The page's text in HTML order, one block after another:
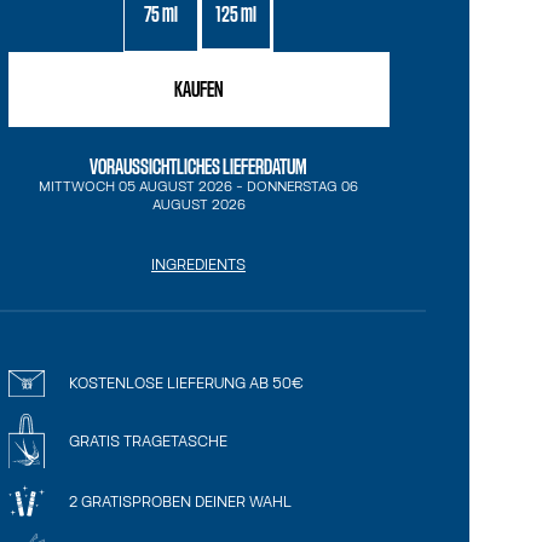
75 ml 125 ml
KAUFEN
VORAUSSICHTLICHES LIEFERDATUM
MITTWOCH 05 AUGUST 2026 - DONNERSTAG 06
AUGUST 2026
INGREDIENTS
KOSTENLOSE LIEFERUNG AB 50€
GRATIS TRAGETASCHE
2 GRATISPROBEN DEINER WAHL